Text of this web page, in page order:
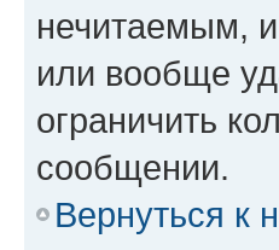
нечитаемым,
или вообще
ограничить
сообщении.
Вернуться к